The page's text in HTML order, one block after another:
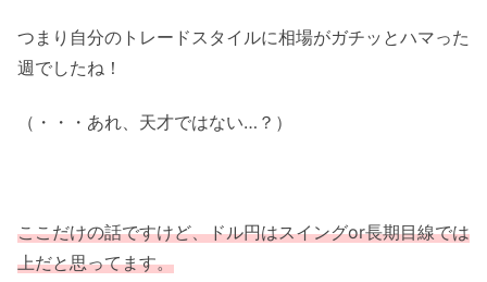
つまり自分のトレードスタイルに相場がガチッとハマった
週でしたね！
（・・・あれ、天才ではない…？）
ここだけの話ですけど、ドル円はスイングor長期目線では
上だと思ってます。